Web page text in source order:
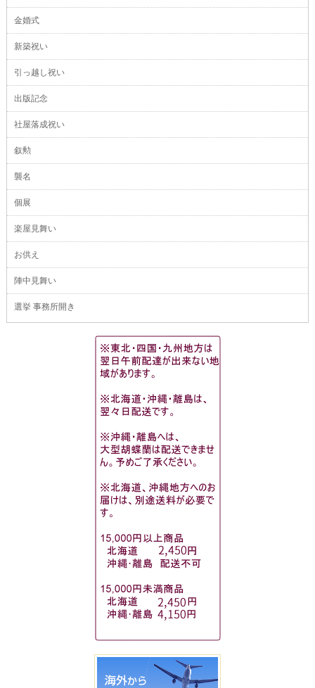
金婚式
新築祝い
引っ越し祝い
出版記念
社屋落成祝い
叙勲
襲名
個展
楽屋見舞い
お供え
陣中見舞い
選挙 事務所開き